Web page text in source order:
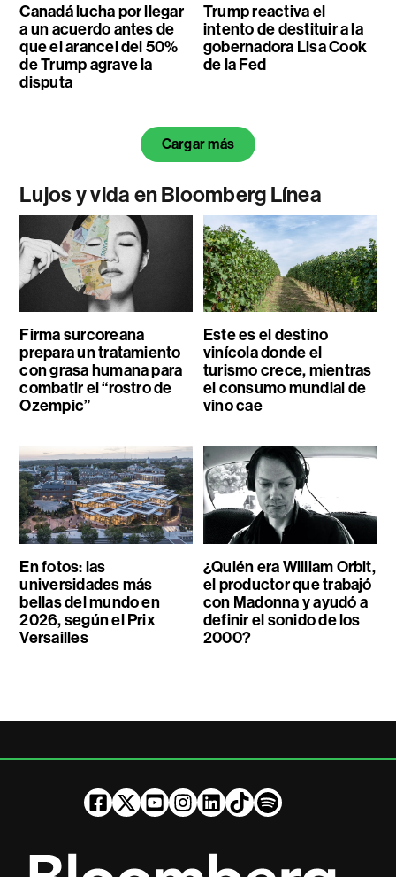
Canadá lucha por llegar
a un acuerdo antes de
que el arancel del 50%
de Trump agrave la
disputa
Trump reactiva el
intento de destituir a la
gobernadora Lisa Cook
de la Fed
Cargar más
Lujos y vida en Bloomberg Línea
Firma surcoreana
prepara un tratamiento
con grasa humana para
combatir el “rostro de
Ozempic”
Este es el destino
vinícola donde el
turismo crece, mientras
el consumo mundial de
vino cae
En fotos: las
universidades más
bellas del mundo en
2026, según el Prix
Versailles
¿Quién era William Orbit,
el productor que trabajó
con Madonna y ayudó a
definir el sonido de los
2000?